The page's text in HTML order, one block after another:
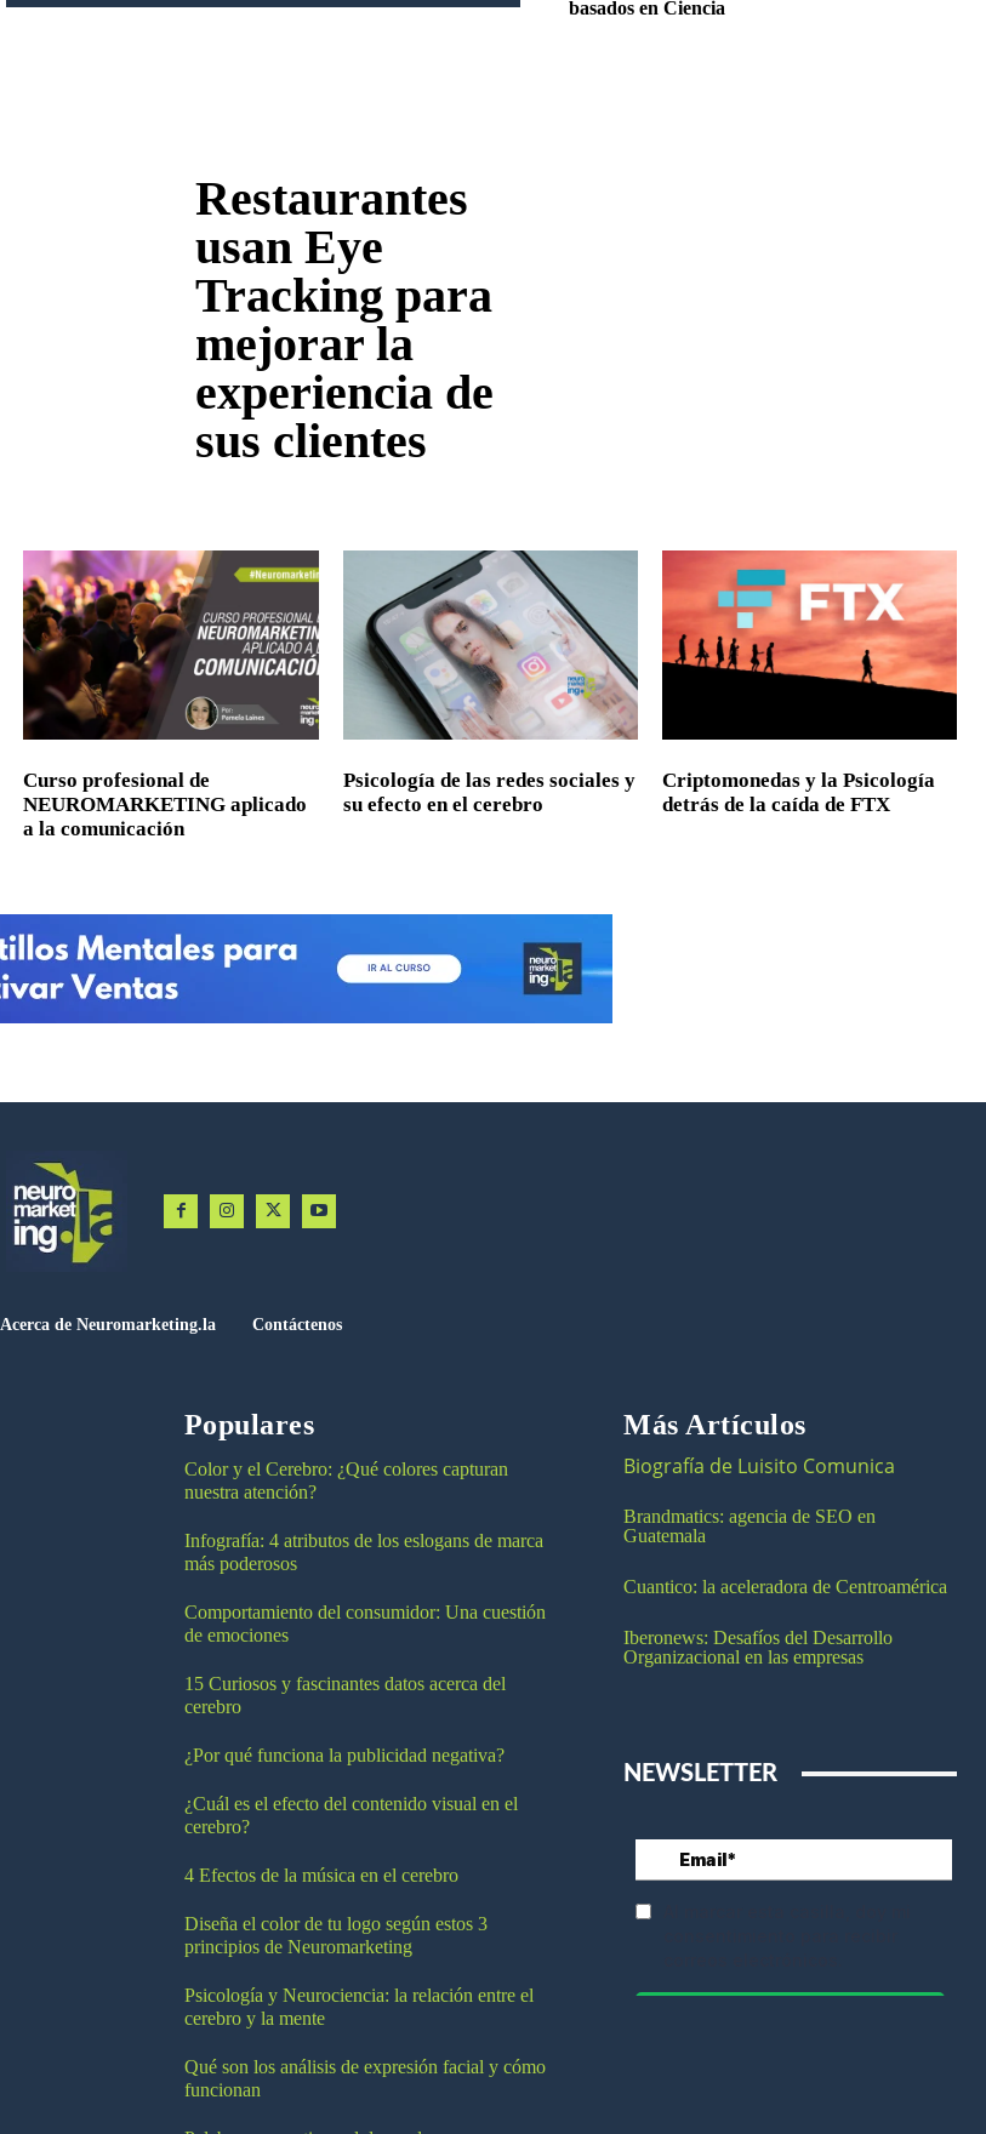
basados en Ciencia
Restaurantes
usan Eye
Tracking para
mejorar la
experiencia de
sus clientes
Curso profesional de
NEUROMARKETING aplicado
a la comunicación
Psicología de las redes sociales y
su efecto en el cerebro
Criptomonedas y la Psicología
detrás de la caída de FTX
Acerca de Neuromarketing.la Contáctenos
Populares
Color y el Cerebro: ¿Qué colores capturan
nuestra atención?
Infografía: 4 atributos de los eslogans de marca
más poderosos
Comportamiento del consumidor: Una cuestión
de emociones
15 Curiosos y fascinantes datos acerca del
cerebro
¿Por qué funciona la publicidad negativa?
¿Cuál es el efecto del contenido visual en el
cerebro?
4 Efectos de la música en el cerebro
Diseña el color de tu logo según estos 3
principios de Neuromarketing
Psicología y Neurociencia: la relación entre el
cerebro y la mente
Qué son los análisis de expresión facial y cómo
funcionan
Más Artículos
Biografía de Luisito Comunica
Brandmatics: agencia de SEO en
Guatemala
Cuantico: la aceleradora de Centroamérica
Iberonews: Desafíos del Desarrollo
Organizacional en las empresas
NEWSLETTER